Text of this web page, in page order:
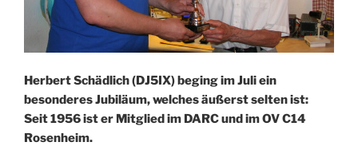
Herbert Schädlich (DJ5IX) beging im Juli ein
besonderes Jubiläum, welches äußerst selten ist:
Seit 1956 ist er Mitglied im DARC und im OV C14
Rosenheim.